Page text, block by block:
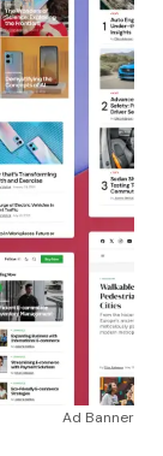
Ad Banner